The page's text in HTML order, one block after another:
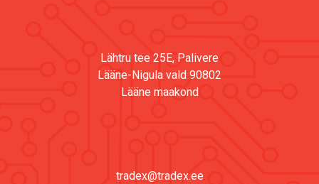
Lähtru tee 25E, Palivere
Lääne-Nigula vald 90802
Lääne maakond
tradex@tradex.ee